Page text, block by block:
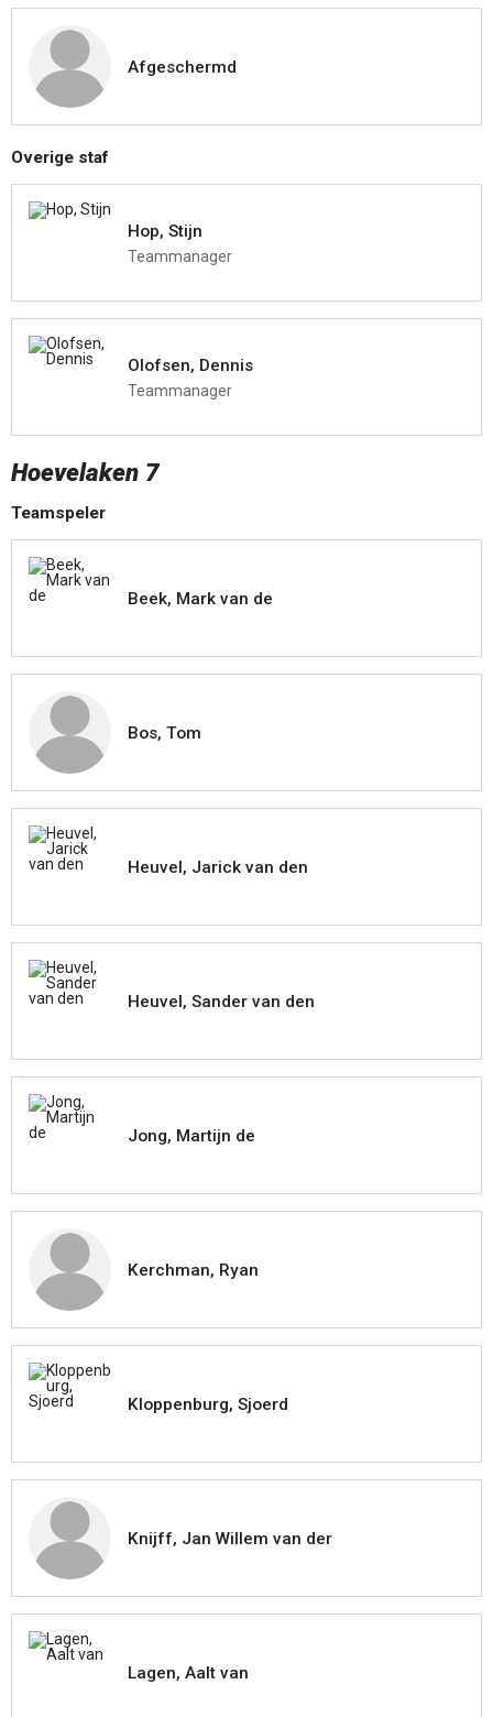
Afgeschermd
Overige staf
Hop, Stijn
Teammanager
Olofsen, Dennis
Teammanager
Hoevelaken 7
Teamspeler
Beek, Mark van de
Bos, Tom
Heuvel, Jarick van den
Heuvel, Sander van den
Jong, Martijn de
Kerchman, Ryan
Kloppenburg, Sjoerd
Knijff, Jan Willem van der
Lagen, Aalt van